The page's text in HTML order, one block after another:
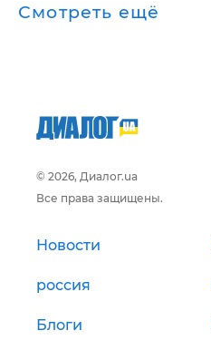
Смотреть ещё
© 2026, Диалог.ua
Все права защищены.
Новости
россия
Блоги